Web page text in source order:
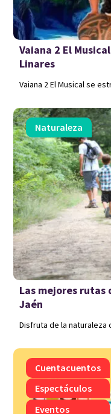
Vaiana 2 El
Linares
Vaiana 2 El Musical se
Las mejores rutas
Jaén
Naturaleza
Disfruta de la naturaleza
Cuentacuentos
Espectáculos
Eventos